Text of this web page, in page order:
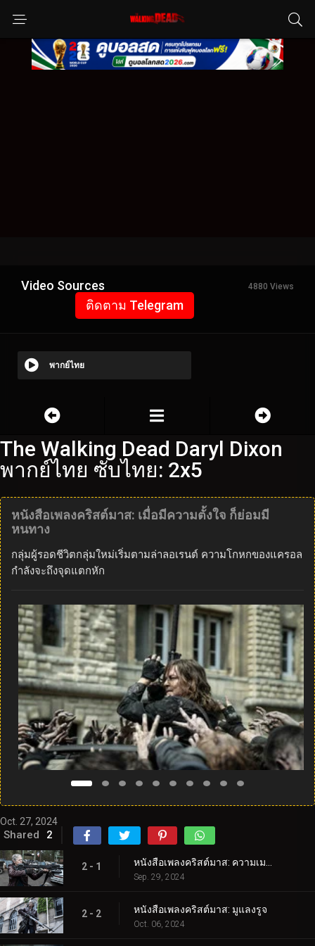
Video Sources 4880 Views
ติดตาม Telegram
พากย์ไทย
The Walking Dead Daryl Dixon
พากย์ไทย ซับไทย: 2x5
หนังสือเพลงคริสต์มาส: เมื่อมีความตั้งใจ ก็ย่อมมี
หนทาง
กลุ่มผู้รอดชีวิตกลุ่มใหม่เริ่มตามล่าลอเรนต์ ความโกหกของแครอล
กำลังจะถึงจุดแตกหัก
Oct. 27, 2024
Shared 2
2 - 1
Sep. 29, 2024
2 - 2 หนังสือเพลงคริสต์มาส: มูแลงรูจ
Oct. 06, 2024